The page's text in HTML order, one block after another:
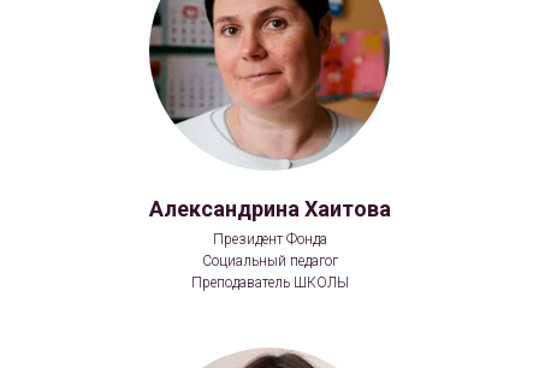
Александрина Хаитова
Президент Фонда
Социальный педагог
Преподаватель ШКОЛЫ